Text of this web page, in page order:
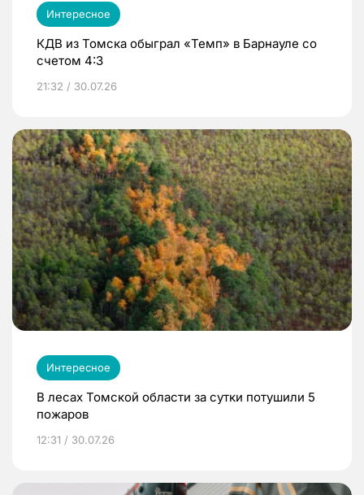
Интересное
КДВ из Томска обыграл «Темп» в Барнауле со
счетом 4:3
21:32 / 30.07.26
Интересное
В лесах Томской области за сутки потушили 5
пожаров
12:31 / 30.07.26